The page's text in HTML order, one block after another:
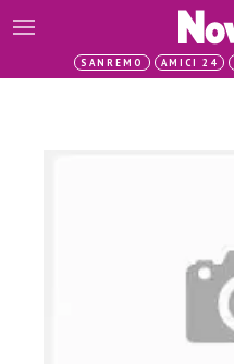
SANREMO AMICI 24